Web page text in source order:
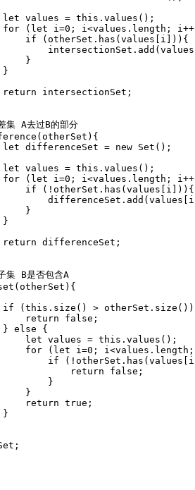
let values = this . values ();
for ( let i=0 ; i<values. length ;
if (otherSet. has (values[i])){
intersectionSet.
add
}
}
return intersectionSet;
A去过B的部分
( otherSet ){
let differenceSet = new Set ();
let values = this . values ();
for ( let i=0 ; i<values. length ;
if (!otherSet. has (values[i])){
differenceSet.
add
}
}
return differenceSet;
B是否包含A
( otherSet ){
if ( this . size () > otherSet. size
return
false ;
}
else {
let values = this . values ();
for ( let i=0 ; i<values. length
if (!otherSet. has
return
false ;
}
}
return true ;
}
;